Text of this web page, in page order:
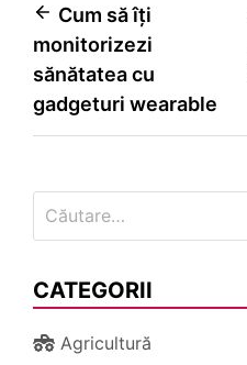
Navigare
în
articole
Cum să îți
monitorizezi
sănătatea cu
gadgeturi wearable
după:
CATEGORII
Agricultură